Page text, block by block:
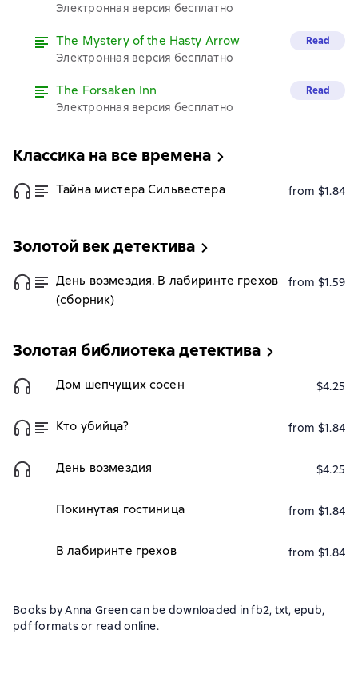
Электронная версия бесплатно
The Mystery of the Hasty Arrow
Электронная версия бесплатно
Read
The Forsaken Inn
Электронная версия бесплатно
Read
Классика на все времена
Тайна мистера Сильвестера from $1.84
Золотой век детектива
День возмездия. В лабиринте грехов
(сборник)
from $1.59
Золотая библиотека детектива
Дом шепчущих сосен $4.25
Кто убийца? from $1.84
День возмездия $4.25
Покинутая гостиница from $1.84
В лабиринте грехов from $1.84
Books by Anna Green can be downloaded in fb2, txt, epub,
pdf formats or read online.